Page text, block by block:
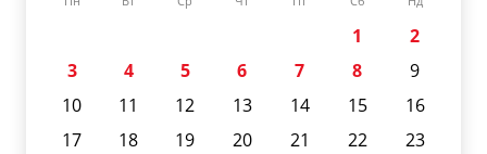
1
2
3
4 5 6 7 8
9
10
11 12 13 14 15
16
17
18 19 20 21 22
23